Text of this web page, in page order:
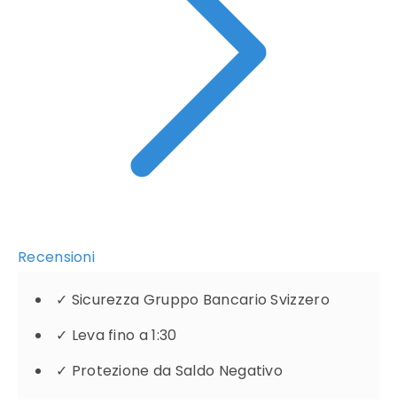
Recensioni
✓ Sicurezza Gruppo Bancario Svizzero
✓ Leva fino a 1:30
✓ Protezione da Saldo Negativo